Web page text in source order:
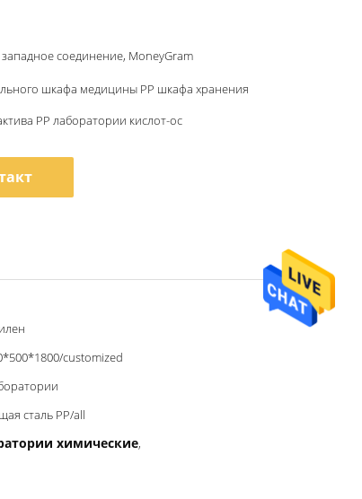
западное соединение, MoneyGram
шкафа медицины PP шкафа хранения
PP лаборатории кислот-ос
customized
сталь PP/all
химические,